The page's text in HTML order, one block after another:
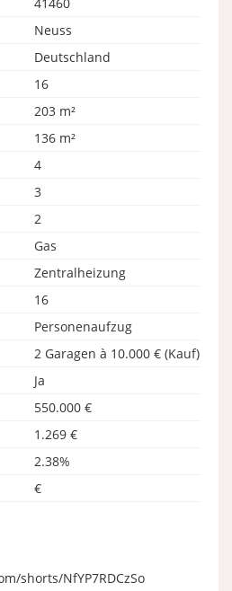
Neuss
Deutschland
16
203 m²
136 m²
4
3
2
Gas
Zentralheizung
16
Personenaufzug
2 Garagen à 10.000 € (Kauf)
Ja
550.000 €
1.269 €
2.38%
€
shorts/NfYP7RDCzSo